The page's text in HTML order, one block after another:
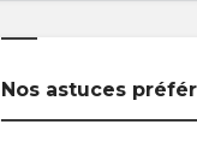
Nos astuces